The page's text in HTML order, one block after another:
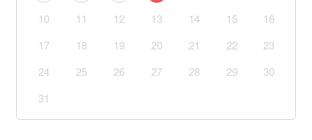
10
11 12 13 14 15
16
17
18 19 20 21 22
23
24
25 26 27 28 29
30
31